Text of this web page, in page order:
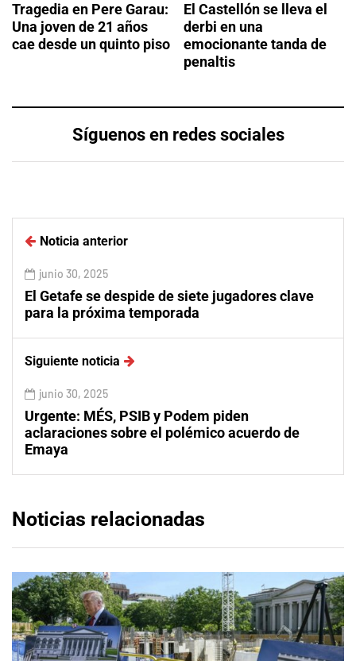
Tragedia en Pere Garau:
Una joven de 21 años
cae desde un quinto piso
El Castellón se lleva el
derbi en una
emocionante tanda de
penaltis
Síguenos en redes sociales
Noticia anterior
junio 30, 2025
El Getafe se despide de siete jugadores clave
para la próxima temporada
Siguiente noticia
junio 30, 2025
Urgente: MÉS, PSIB y Podem piden
aclaraciones sobre el polémico acuerdo de
Emaya
Noticias relacionadas